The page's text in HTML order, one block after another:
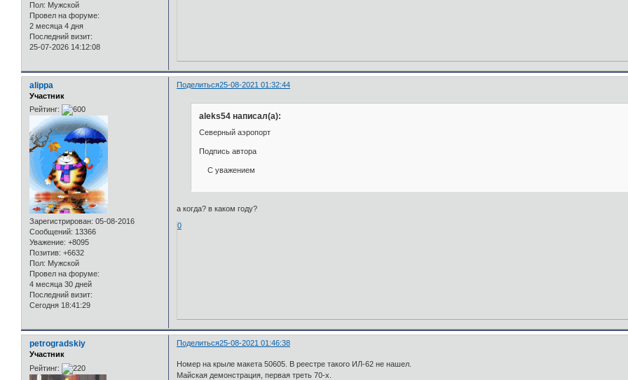
Пол: Мужской
Провел на форуме:
2 месяца 4 дня
Последний визит:
25-07-2026 14:12:08
Поделиться25-08-2021 01:32:44
alippa
Участник
Рейтинг:
Зарегистрирован: 05-08-2016
Сообщений: 13366
Уважение: +8095
Позитив: +6632
Пол: Мужской
Провел на форуме:
4 месяца 30 дней
Последний визит:
Сегодня 18:41:29
aleks54 написал(а):
Северный аэропорт
Подпись автора
С уважением
а когда? в каком году?
0
Поделиться25-08-2021 01:46:38
petrogradskiy
Участник
Рейтинг:
Номер на крыле макета 50605. В реестре такого ИЛ-62 не нашел.
Майская демонстрация, первая треть 70-х.